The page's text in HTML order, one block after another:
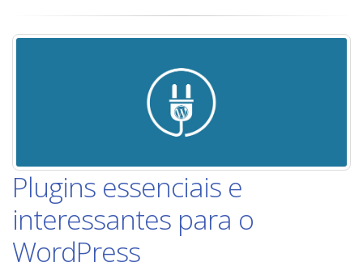
Plugins essenciais e
interessantes para o
WordPress